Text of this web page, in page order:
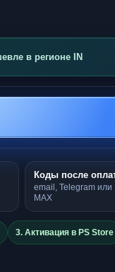
в регионе IN
Коды после
email, Telegram или
MAX
3. Активация в PS Store